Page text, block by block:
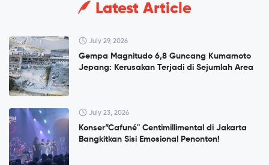
Latest Article
July 29, 2026
Gempa Magnitudo 6,8 Guncang Kumamoto
Jepang: Kerusakan Terjadi di Sejumlah Area
July 23, 2026
Konser”Cafuné" Centimillimental di Jakarta
Bangkitkan Sisi Emosional Penonton!